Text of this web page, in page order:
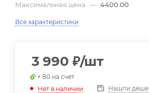
Максимальная цена — 4400.00
Все характеристики
3 990 ₽/шт
+ 80 на счет
Нет в наличии
Нашли